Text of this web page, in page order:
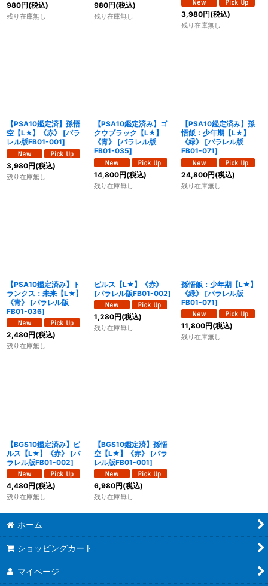
980円(税込)
残り在庫無し
980円(税込)
残り在庫無し 3,980円(税込)
残り在庫無し
【PSA10鑑定済】孫悟
空【L★】《赤》
[パラ
レル版FB01-001]
3,980円(税込)
残り在庫無し
【PSA10鑑定済み】ゴ
クウブラック【L★】
《青》
[パラレル版
FB01-035]
14,800円(税込)
残り在庫無し
【PSA10鑑定済み】孫
悟飯：少年期【L★】
《緑》
[パラレル版
FB01-071]
24,800円(税込)
残り在庫無し
【PSA10鑑定済み】ト
ランクス：未来【L★】
《青》
[パラレル版
FB01-036]
2,480円(税込)
残り在庫無し
ビルス【L★】《赤》
[パラレル版FB01-002]
1,280円(税込)
残り在庫無し
孫悟飯：少年期【L★】
《緑》
[パラレル版
FB01-071]
11,800円(税込)
残り在庫無し
【BGS10鑑定済み】ビ
ルス【L★】《赤》
[パ
ラレル版FB01-002]
4,480円(税込)
残り在庫無し
【BGS10鑑定済】孫悟
空【L★】《赤》
[パラ
レル版FB01-001]
6,980円(税込)
残り在庫無し
ホーム
ショッピングカート
マイページ